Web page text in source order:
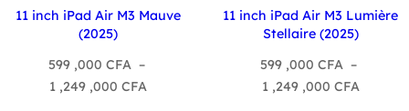
11 inch iPad Air M3 Mauve
(2025)
599 ,000 CFA –
1 ,249 ,000CFA
11 inch iPad Air M3 Lumière
Stellaire (2025)
599 ,000CFA –
1 ,249 ,000 CFAPlage